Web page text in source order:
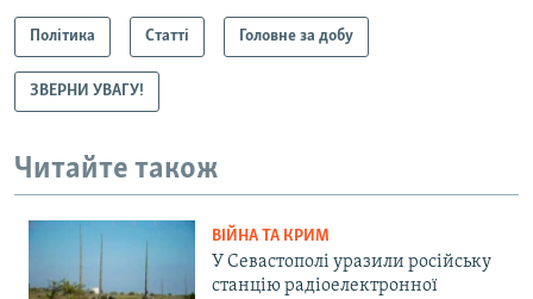
Політика Статті Головне за добу
ЗВЕРНИ УВАГУ!
Читайте також
ВІЙНА ТА КРИМ
У Севастополі уразили російську
станцію радіоелектронної